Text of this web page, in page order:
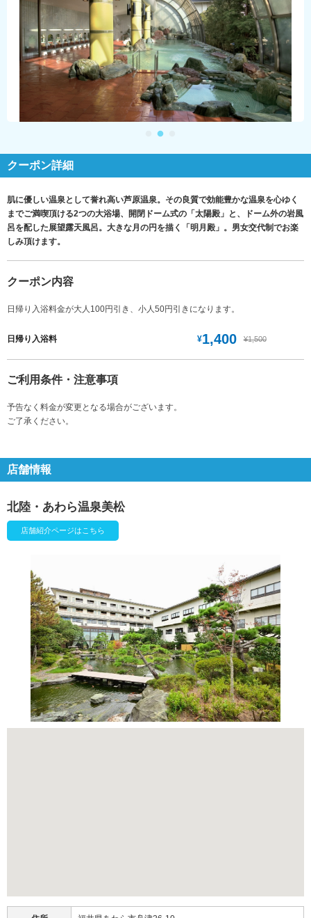
クーポン詳細
肌に優しい温泉として誉れ高い芦原温泉。その良質で効能豊かな温泉を心ゆく
までご満喫頂ける2つの大浴場、開閉ドーム式の「太陽殿」と、ドーム外の岩風
呂を配した展望露天風呂。大きな月の円を描く「明月殿」。男女交代制でお楽
しみ頂けます。
クーポン内容
日帰り入浴料金が大人100円引き、小人50円引きになります。
日帰り入浴料 ¥1,400 ¥1,500
ご利用条件・注意事項
予告なく料金が変更となる場合がございます。
ご了承ください。
店舗情報
北陸・あわら温泉美松
店舗紹介ページはこちら